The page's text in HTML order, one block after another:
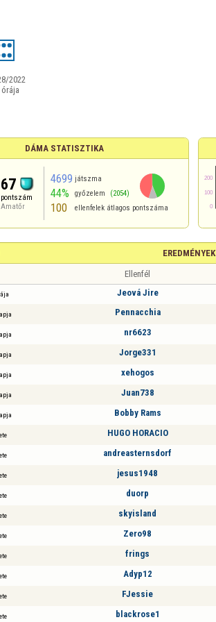
2022
órája
DÁMA STATISZTIKA
67
pontszám
Amatőr
4699 játszma
44% győzelem (2054)
100 ellenfelek átlagos pontszáma
EREDMÉNYEK
Ellenfél
Jeová Jire
Pennacchia
nr6623
Jorge331
xehogos
Juan738
Bobby Rams
HUGO HORACIO
andreasternsdorf
jesus1948
duorp
skyisland
Zero98
frings
Adyp12
FJessie
blackrose1